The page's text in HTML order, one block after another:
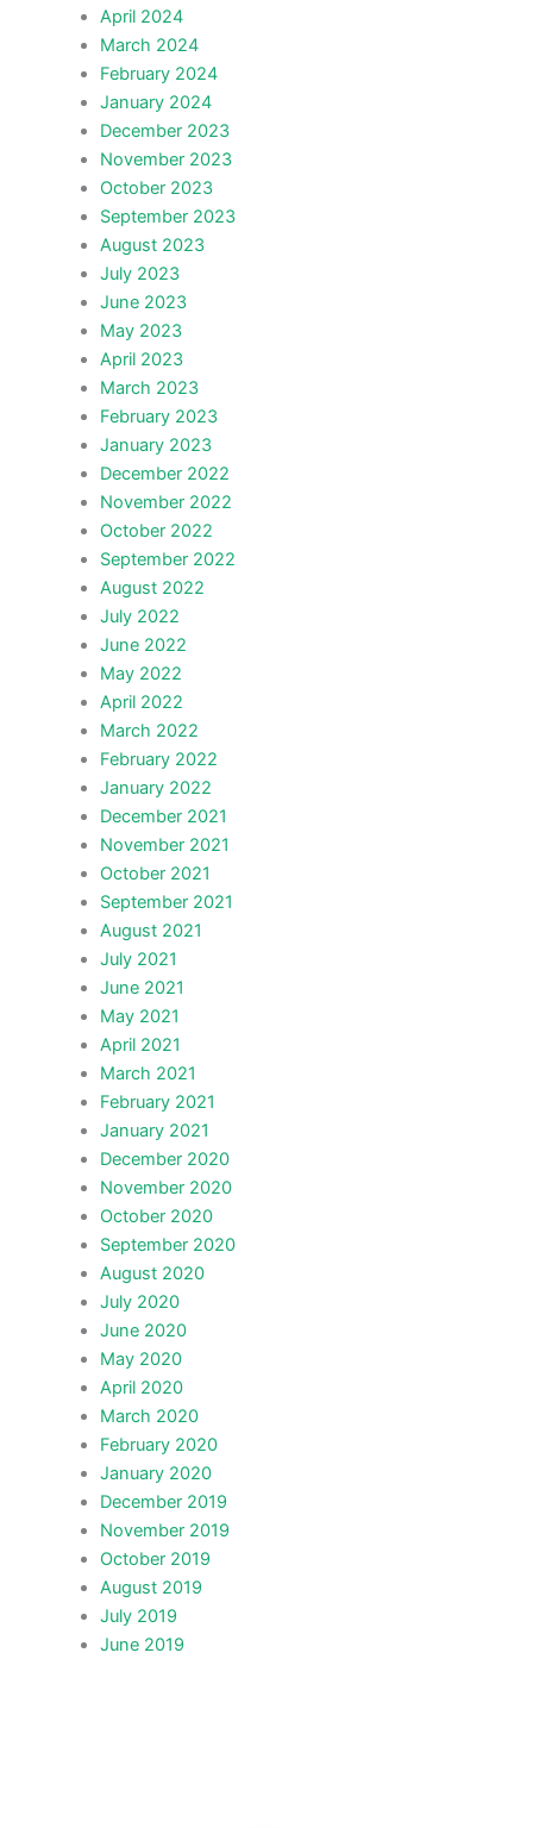
April 2024
March 2024
February 2024
January 2024
December 2023
November 2023
October 2023
September 2023
August 2023
July 2023
June 2023
May 2023
April 2023
March 2023
February 2023
January 2023
December 2022
November 2022
October 2022
September 2022
August 2022
July 2022
June 2022
May 2022
April 2022
March 2022
February 2022
January 2022
December 2021
November 2021
October 2021
September 2021
August 2021
July 2021
June 2021
May 2021
April 2021
March 2021
February 2021
January 2021
December 2020
November 2020
October 2020
September 2020
August 2020
July 2020
June 2020
May 2020
April 2020
March 2020
February 2020
January 2020
December 2019
November 2019
October 2019
August 2019
July 2019
June 2019